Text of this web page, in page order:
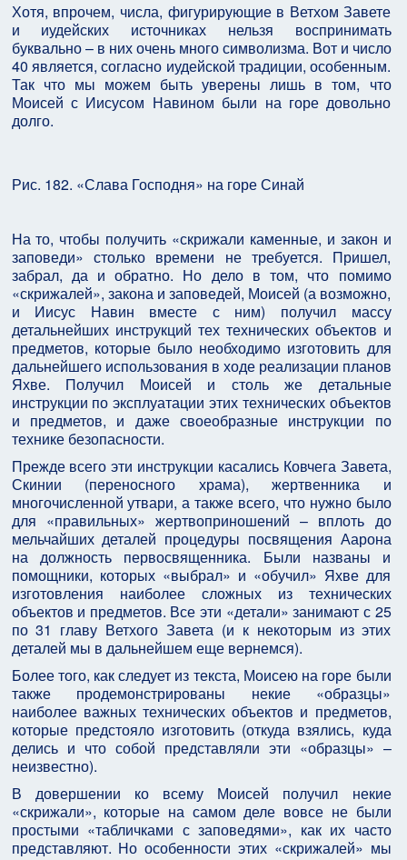
Хотя, впрочем, числа, фигурирующие в Ветхом Завете
и иудейских источниках нельзя воспринимать
буквально – в них очень много символизма. Вот и число
40 является, согласно иудейской традиции, особенным.
Так что мы можем быть уверены лишь в том, что
Моисей с Иисусом Навином были на горе довольно
долго.
Рис. 182. «Слава Господня» на горе Синай
На то, чтобы получить «скрижали каменные, и закон и
заповеди» столько времени не требуется. Пришел,
забрал, да и обратно. Но дело в том, что помимо
«скрижалей», закона и заповедей, Моисей (а возможно,
и Иисус Навин вместе с ним) получил массу
детальнейших инструкций тех технических объектов и
предметов, которые было необходимо изготовить для
дальнейшего использования в ходе реализации планов
Яхве. Получил Моисей и столь же детальные
инструкции по эксплуатации этих технических объектов
и предметов, и даже своеобразные инструкции по
технике безопасности.
Прежде всего эти инструкции касались Ковчега Завета,
Скинии (переносного храма), жертвенника и
многочисленной утвари, а также всего, что нужно было
для «правильных» жертвоприношений – вплоть до
мельчайших деталей процедуры посвящения Аарона
на должность первосвященника. Были названы и
помощники, которых «выбрал» и «обучил» Яхве для
изготовления наиболее сложных из технических
объектов и предметов. Все эти «детали» занимают с 25
по 31 главу Ветхого Завета (и к некоторым из этих
деталей мы в дальнейшем еще вернемся).
Более того, как следует из текста, Моисею на горе были
также продемонстрированы некие «образцы»
наиболее важных технических объектов и предметов,
которые предстояло изготовить (откуда взялись, куда
делись и что собой представляли эти «образцы» –
неизвестно).
В довершении ко всему Моисей получил некие
«скрижали», которые на самом деле вовсе не были
простыми «табличками с заповедями», как их часто
представляют. Но особенности этих «скрижалей» мы